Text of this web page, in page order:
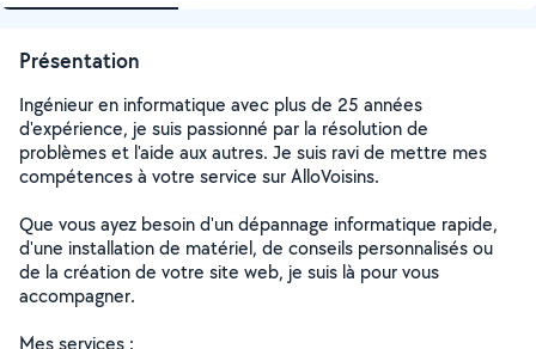
Présentation
Ingénieur en informatique avec plus de 25 années
d'expérience, je suis passionné par la résolution de
problèmes et l'aide aux autres. Je suis ravi de mettre mes
compétences à votre service sur AlloVoisins.
Que vous ayez besoin d'un dépannage informatique rapide,
d'une installation de matériel, de conseils personnalisés ou
de la création de votre site web, je suis là pour vous
accompagner.
Mes services :